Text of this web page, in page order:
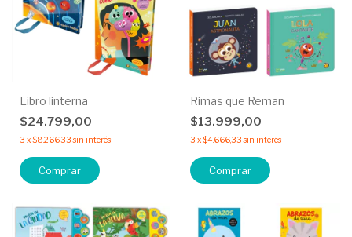
Libro linterna
$24.799,00
3 x$8.266,33 sin interés
Comprar
Rimas que Reman
$13.999,00
3 x$4.666,33 sin interés
Comprar